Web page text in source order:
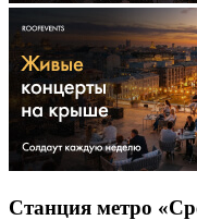
Станция метро